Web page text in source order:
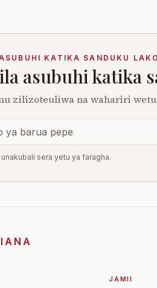
KATIKA SANDUKU
asubuhi katika
zilizoteuliwa na wahariri
sera yetu ya faragha.
JAMII